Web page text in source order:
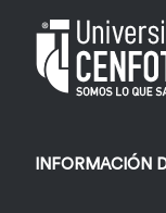
INFORMACIÓN